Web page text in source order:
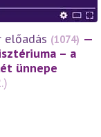
előadás (1074) —
– a
ünnepe